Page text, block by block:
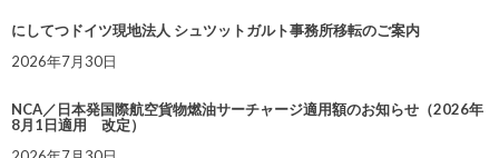
にしてつドイツ現地法人 シュツットガルト事務所移転のご案内
2026年7月30日
NCA／日本発国際航空貨物燃油サーチャージ適用額のお知らせ（2026年
8月1日適用 改定）